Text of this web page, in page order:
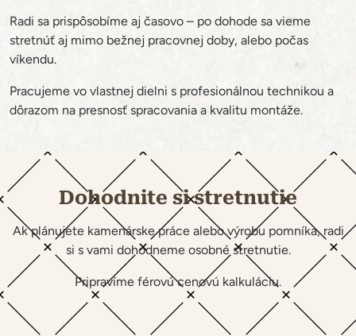
Radi sa prispôsobíme aj časovo – po dohode sa vieme
stretnúť aj mimo bežnej pracovnej doby, alebo počas
víkendu.
Pracujeme vo vlastnej dielni s profesionálnou technikou a
dôrazom na presnosť spracovania a kvalitu montáže.
Dohodnite si stretnutie
Ak plánujete kamenárske práce alebo výrobu pomníka, radi
si s vami dohodneme osobné stretnutie.
Pripravíme férovú cenovú kalkuláciu.